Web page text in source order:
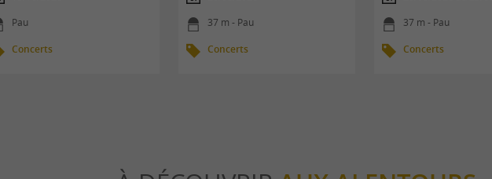
Pau
Concerts
37 m - Pau
Concerts
37 m - Pau
Concerts